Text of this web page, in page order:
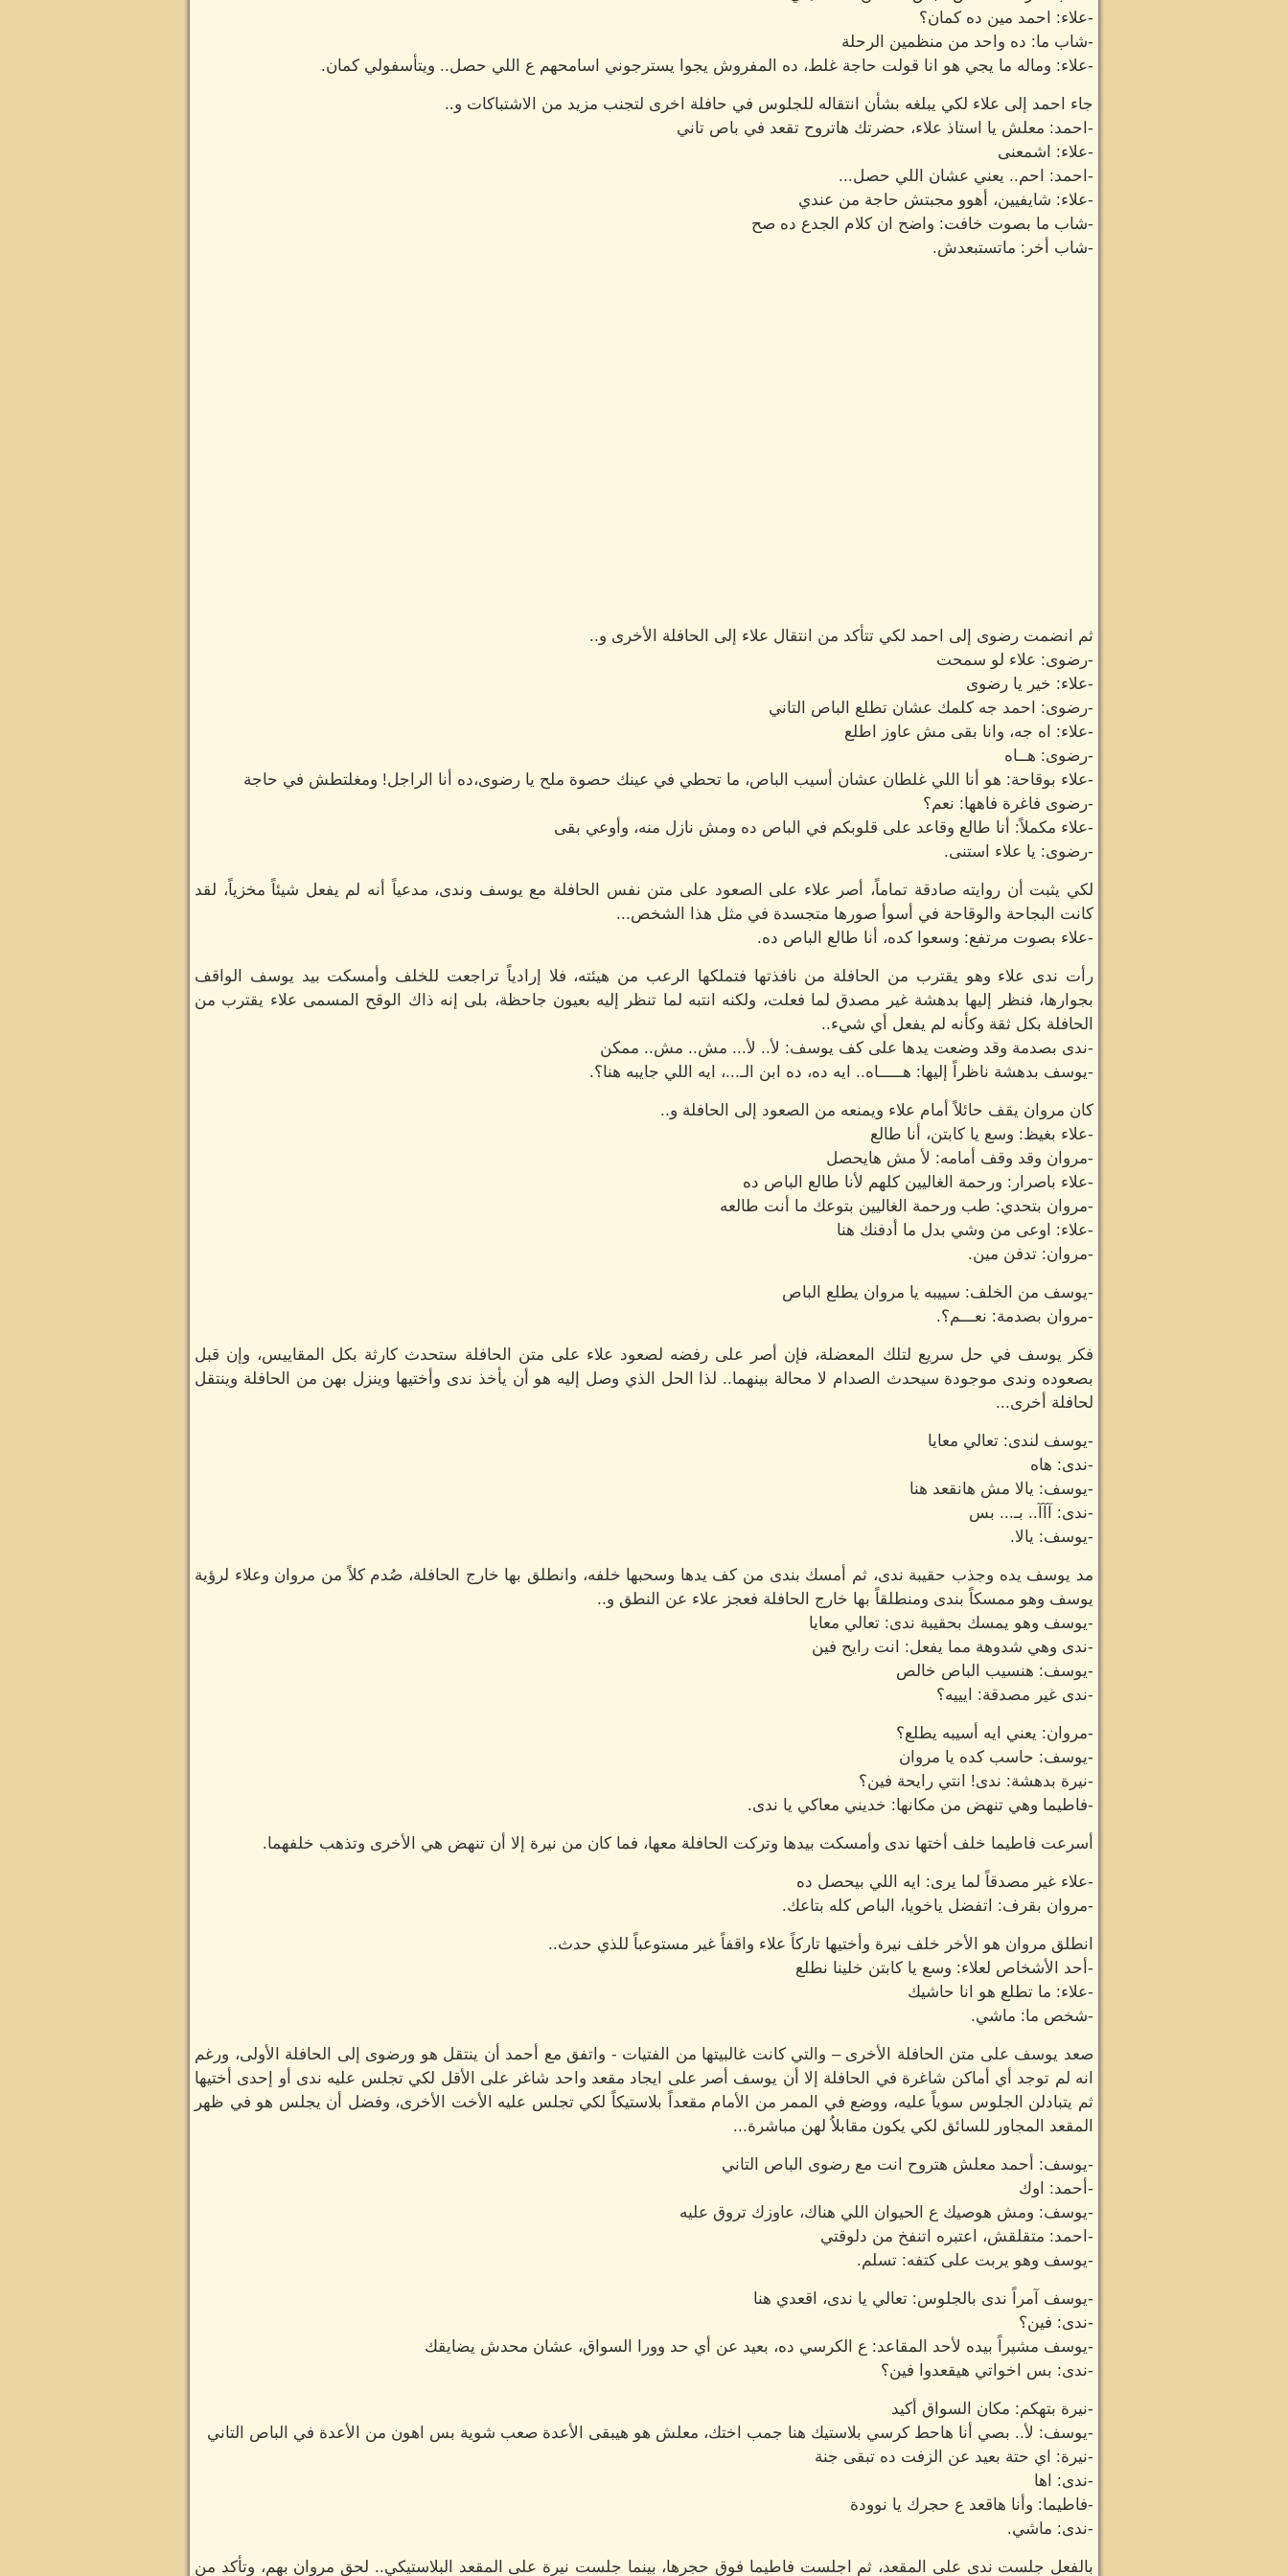
-علاء: احمد مين ده كمان؟
-شاب ما: ده واحد من منظمين الرحلة
-علاء: وماله ما يجي هو انا قولت حاجة غلط، ده المفروش يجوا يسترجوني اسامحهم ع اللي حصل.. ويتأسفولي كمان.
جاء احمد إلى علاء لكي يبلغه بشأن انتقاله للجلوس في حافلة اخرى لتجنب مزيد من الاشتباكات و..
-احمد: معلش يا استاذ علاء، حضرتك هاتروح تقعد في باص تاني
-علاء: اشمعنى
-احمد: احم.. يعني عشان اللي حصل...
-علاء: شايفيين، أهوو مجبتش حاجة من عندي
-شاب ما بصوت خافت: واضح ان كلام الجدع ده صح
-شاب أخر: ماتستبعدش.
ثم انضمت رضوى إلى احمد لكي تتأكد من انتقال علاء إلى الحافلة الأخرى و..
-رضوى: علاء لو سمحت
-علاء: خير يا رضوى
-رضوى: احمد جه كلمك عشان تطلع الباص التاني
-علاء: اه جه، وانا بقى مش عاوز اطلع
-رضوى: هــاه
-علاء بوقاحة: هو أنا اللي غلطان عشان أسيب الباص، ما تحطي في عينك حصوة ملح يا رضوى،ده أنا الراجل! ومغلتطش في حاجة
-رضوى فاغرة فاهها: نعم؟
-علاء مكملاً: أنا طالع وقاعد على قلوبكم في الباص ده ومش نازل منه، وأوعي بقى
-رضوى: يا علاء استنى.
لكي يثبت أن روايته صادقة تماماً، أصر علاء على الصعود على متن نفس الحافلة مع يوسف وندى، مدعياً أنه لم يفعل شيئاً مخزياً، لقد
كانت البجاحة والوقاحة في أسوأ صورها متجسدة في مثل هذا الشخص...
-علاء بصوت مرتفع: وسعوا كده، أنا طالع الباص ده.
رأت ندى علاء وهو يقترب من الحافلة من نافذتها فتملكها الرعب من هيئته، فلا إرادياً تراجعت للخلف وأمسكت بيد يوسف الواقف
بجوارها، فنظر إليها بدهشة غير مصدق لما فعلت، ولكنه انتبه لما تنظر إليه بعيون جاحظة، بلى إنه ذاك الوقح المسمى علاء يقترب من
الحافلة بكل ثقة وكأنه لم يفعل أي شيء..
-ندى بصدمة وقد وضعت يدها على كف يوسف: لأ.. لأ... مش.. مش.. ممكن
-يوسف بدهشة ناظراً إليها: هـــــاه.. ايه ده، ده ابن الـ...، ايه اللي جايبه هنا؟.
كان مروان يقف حائلاً أمام علاء ويمنعه من الصعود إلى الحافلة و..
-علاء بغيظ: وسع يا كابتن، أنا طالع
-مروان وقد وقف أمامه: لأ مش هايحصل
-علاء باصرار: ورحمة الغاليين كلهم لأنا طالع الباص ده
-مروان بتحدي: طب ورحمة الغاليين بتوعك ما أنت طالعه
-علاء: اوعى من وشي بدل ما أدفنك هنا
-مروان: تدفن مين.
-يوسف من الخلف: سييبه يا مروان يطلع الباص
-مروان بصدمة: نعـــم؟.
فكر يوسف في حل سريع لتلك المعضلة، فإن أصر على رفضه لصعود علاء على متن الحافلة ستحدث كارثة بكل المقاييس، وإن قبل
بصعوده وندى موجودة سيحدث الصدام لا محالة بينهما.. لذا الحل الذي وصل إليه هو أن يأخذ ندى وأختيها وينزل بهن من الحافلة وينتقل
لحافلة أخرى...
-يوسف لندى: تعالي معايا
-ندى: هاه
-يوسف: يالا مش هانقعد هنا
-ندى: آآآ.. بـ... بس
-يوسف: يالا.
مد يوسف يده وجذب حقيبة ندى، ثم أمسك بندى من كف يدها وسحبها خلفه، وانطلق بها خارج الحافلة، صُدم كلاً من مروان وعلاء لرؤية
يوسف وهو ممسكاً بندى ومنطلقاً بها خارج الحافلة فعجز علاء عن النطق و..
-يوسف وهو يمسك بحقيبة ندى: تعالي معايا
-ندى وهي شدوهة مما يفعل: انت رايح فين
-يوسف: هنسيب الباص خالص
-ندى غير مصدقة: ايييه؟
-مروان: يعني ايه أسيبه يطلع؟
-يوسف: حاسب كده يا مروان
-نيرة بدهشة: ندى! انتي رايحة فين؟
-فاطيما وهي تنهض من مكانها: خديني معاكي يا ندى.
أسرعت فاطيما خلف أختها ندى وأمسكت بيدها وتركت الحافلة معها، فما كان من نيرة إلا أن تنهض هي الأخرى وتذهب خلفهما.
-علاء غير مصدقاً لما يرى: ايه اللي بيحصل ده
-مروان بقرف: اتفضل ياخويا، الباص كله بتاعك.
انطلق مروان هو الأخر خلف نيرة وأختيها تاركاً علاء واقفاً غير مستوعباً للذي حدث..
-أحد الأشخاص لعلاء: وسع يا كابتن خلينا نطلع
-علاء: ما تطلع هو انا حاشيك
-شخص ما: ماشي.
صعد يوسف على متن الحافلة الأخرى – والتي كانت غالبيتها من الفتيات - واتفق مع أحمد أن ينتقل هو ورضوى إلى الحافلة الأولى، ورغم
انه لم توجد أي أماكن شاغرة في الحافلة إلا أن يوسف أصر على ايجاد مقعد واحد شاغر على الأقل لكي تجلس عليه ندى أو إحدى أختيها
ثم يتبادلن الجلوس سوياً عليه، ووضع في الممر من الأمام مقعداً بلاستيكاً لكي تجلس عليه الأخت الأخرى، وفضل أن يجلس هو في ظهر
المقعد المجاور للسائق لكي يكون مقابلاُ لهن مباشرة...
-يوسف: أحمد معلش هتروح انت مع رضوى الباص التاني
-أحمد: اوك
-يوسف: ومش هوصيك ع الحيوان اللي هناك، عاوزك تروق عليه
-احمد: متقلقش، اعتبره اتنفخ من دلوقتي
-يوسف وهو يربت على كتفه: تسلم.
-يوسف آمراً ندى بالجلوس: تعالي يا ندى، اقعدي هنا
-ندى: فين؟
-يوسف مشيراً بيده لأحد المقاعد: ع الكرسي ده، بعيد عن أي حد وورا السواق، عشان محدش يضايقك
-ندى: بس اخواتي هيقعدوا فين؟
-نيرة بتهكم: مكان السواق أكيد
-يوسف: لأ.. بصي أنا هاحط كرسي بلاستيك هنا جمب اختك، معلش هو هيبقى الأعدة صعب شوية بس اهون من الأعدة في الباص التاني
-نيرة: اي حتة بعيد عن الزفت ده تبقى جنة
-ندى: اها
-فاطيما: وأنا هاقعد ع حجرك يا نوودة
-ندى: ماشي.
بالفعل جلست ندى على المقعد، ثم اجلست فاطيما فوق حجرها، بينما جلست نيرة على المقعد البلاستيكي.. لحق مروان بهم، وتأكد من